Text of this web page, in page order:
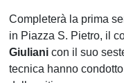
Completerà la prima
in Piazza S. Pietro, il
Giuliani con il suo
tecnica hanno